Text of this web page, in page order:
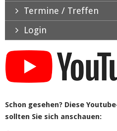
Termine / Treffen
Login
Schon gesehen? Diese
sollten Sie sich anschauen: